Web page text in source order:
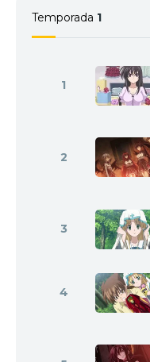
Temporada 1
1
2
3
4